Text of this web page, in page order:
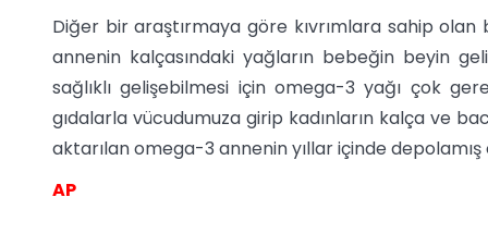
Diğer bir araştırmaya göre kıvrımlara sahip olan
annenin kalçasındaki yağların bebeğin beyin
sağlıklı gelişebilmesi için omega-3 yağı çok
gıdalarla vücudumuza girip kadınların kalça ve
aktarılan omega-3 annenin yıllar içinde
AP